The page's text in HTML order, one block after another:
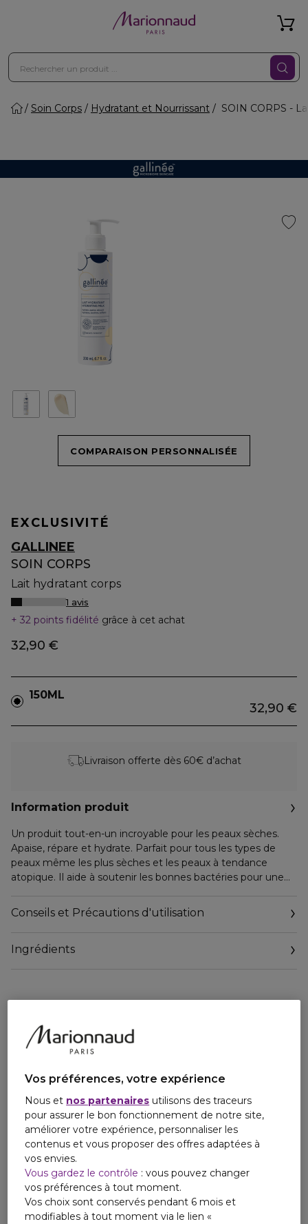
Soin Corps Hydratant et Nourrissant SOIN CORPS -
COMPARAISON PERSONNALISÉE
EXCLUSIVITÉ
GALLINEE
SOIN CORPS
Lait hydratant corps
1 avis
32 points fidélité grâce à cet achat
32,90 €
150ML
32,90 €
Livraison offerte dès 60€ d’achat
Information produit
Un produit tout-en-un incroyable pour les peaux sèches.
Apaise, répare et hydrate. Parfait pour tous les types de
peaux même les plus sèches et les peaux à tendance
atopique. Il aide à soutenir les bonnes bactéries pour une
94% d'ingrédients d'origine naturelle.
Conseils et Précautions d'utilisation
Ingrédients
Vos préférences, votre expérience
Nous et nos partenaires utilisons des traceurs
pour assurer le bon fonctionnement de notre site,
améliorer votre expérience, personnaliser les
contenus et vous proposer des offres adaptées à
vos envies.
Vous gardez le contrôle : vous pouvez changer
vos préférences à tout moment.
Vos choix sont conservés pendant 6 mois et
modifiables à tout moment via le lien «